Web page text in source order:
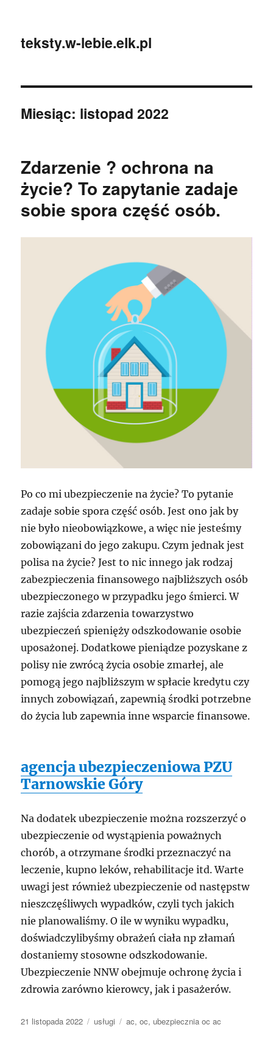
teksty.w-lebie.elk.pl
Miesiąc: listopad 2022
Zdarzenie ? ochrona na
życie? To zapytanie zadaje
sobie spora część osób.
Po co mi ubezpieczenie na życie? To pytanie
zadaje sobie spora część osób. Jest ono jak by
nie było nieobowiązkowe, a więc nie jesteśmy
zobowiązani do jego zakupu. Czym jednak jest
polisa na życie? Jest to nic innego jak rodzaj
zabezpieczenia finansowego najbliższych osób
ubezpieczonego w przypadku jego śmierci. W
razie zajścia zdarzenia towarzystwo
ubezpieczeń spienięży odszkodowanie osobie
uposażonej. Dodatkowe pieniądze pozyskane z
polisy nie zwrócą życia osobie zmarłej, ale
pomogą jego najbliższym w spłacie kredytu czy
innych zobowiązań, zapewnią środki potrzebne
do życia lub zapewnia inne wsparcie finansowe.
agencja ubezpieczeniowa PZU
Tarnowskie Góry
Na dodatek ubezpieczenie można rozszerzyć o
ubezpieczenie od wystąpienia poważnych
chorób, a otrzymane środki przeznaczyć na
leczenie, kupno leków, rehabilitacje itd. Warte
uwagi jest również ubezpieczenie od następstw
nieszczęśliwych wypadków, czyli tych jakich
nie planowaliśmy. O ile w wyniku wypadku,
doświadczylibyśmy obrażeń ciała np złamań
dostaniemy stosowne odszkodowanie.
Ubezpieczenie NNW obejmuje ochronę życia i
zdrowia zarówno kierowcy, jak i pasażerów.
Data
21 listopada 2022 Kategorie
usługi Tagi
ac,oc, ubezpiecznia oc ac